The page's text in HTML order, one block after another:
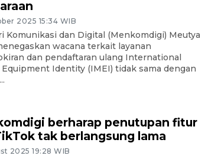
2025 15:34 WIB
Komunikasi dan Digital (Menkomdigi) Meutya
wacana terkait layanan
dan pendaftaran ulang International
Identity (IMEI) tidak sama dengan
berharap penutupan fitur
tak berlangsung lama
2025 19:28 WIB